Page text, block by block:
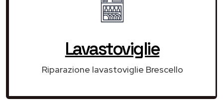
Lavastoviglie
Riparazione lavastoviglie Brescello